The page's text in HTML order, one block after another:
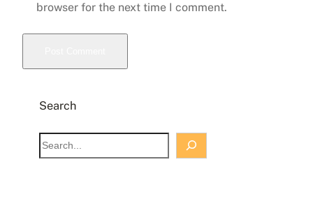
browser for the next time I comment.
Search
S
e